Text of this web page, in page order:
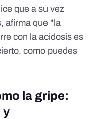
que a su vez
afirma que "la
con la acidosis es
como puedes
la gripe:
y